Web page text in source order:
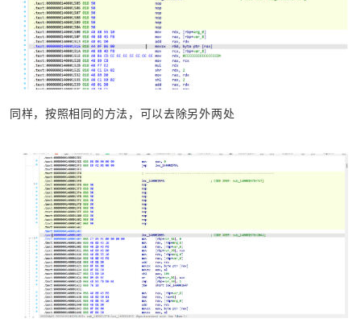
同样，按照相同的方法，可以去除另外两处